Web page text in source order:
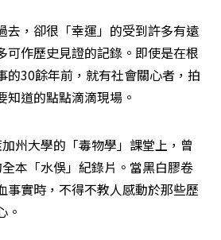
去，卻很「幸運」的受到許多有遠
可作歷史見證的記錄。即使是在根
的30餘年前，就有社會關心者，拍
知道的點點滴滴現場。
州大學的「毒物學」課堂上，曾
本「水俁」紀錄片。當黑白膠卷
事實時，不得不教人感動於那些歷
。